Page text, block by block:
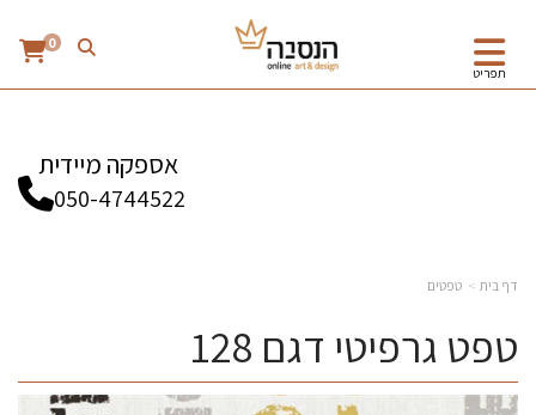
תפריט
0
אספקה מיידית
050-4744522
דף בית טפטים
טפט גרפיטי דגם 128